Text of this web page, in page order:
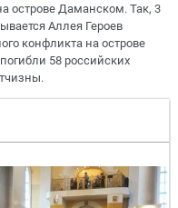
острове Даманском. Так, 3
Аллея Героев
конфликта на острове
58 российских